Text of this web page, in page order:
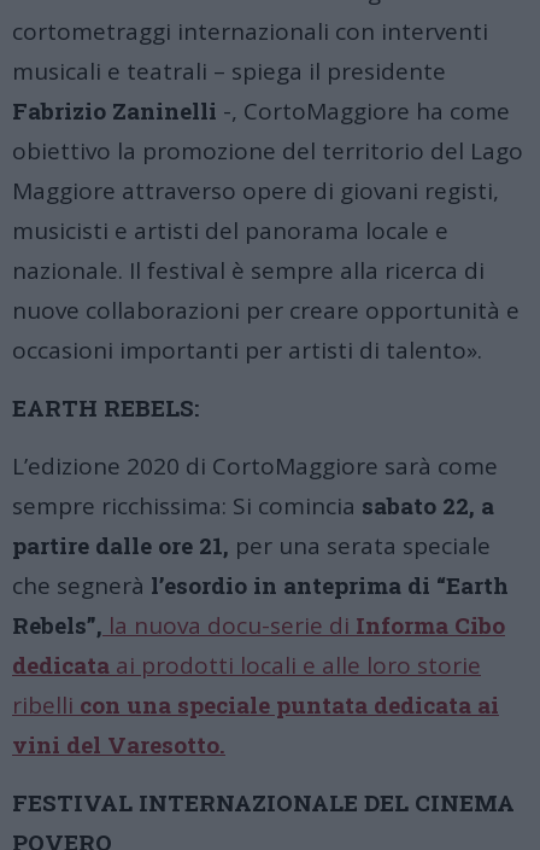
cortometraggi internazionali con interventi
musicali e teatrali – spiega il presidente
Fabrizio Zaninelli -, CortoMaggiore ha come
obiettivo la promozione del territorio del Lago
Maggiore attraverso opere di giovani registi,
musicisti e artisti del panorama locale e
nazionale. Il festival è sempre alla ricerca di
nuove collaborazioni per creare opportunità e
occasioni importanti per artisti di talento».
EARTH REBELS:
L’edizione 2020 di CortoMaggiore sarà come
sempre ricchissima: Si comincia sabato 22, a
partire dalle ore 21, per una serata speciale
che segnerà l’esordio in anteprima di “Earth
Rebels”, la nuova docu-serie di Informa Cibo
dedicata ai prodotti locali e alle loro storie
ribelli con una speciale puntata dedicata ai
vini del Varesotto.
FESTIVAL INTERNAZIONALE DEL CINEMA
POVERO